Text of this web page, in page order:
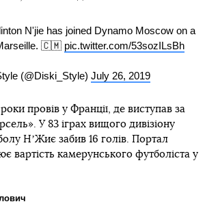
N'jie has joined Dynamo Moscow on a
🇨🇲 pic.twitter.com/53sozILsBh
(@Diski_Style) July 26, 2019
провів у Франції, де виступав за
У 83 іграх вищого дивізіону
НʼЖиє забив 16 голів. Портал
вартість камерунського футболіста у